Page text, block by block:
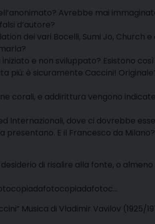
Avrebbe mai
d’autore?
dei vari Bocelli, Sumi Jo, Church
e non sviluppato? Esistono
più: è sicuramente Caccini!
corali, e addirittura vengono
Internazionali, dove ci dovrebbe
E il Francesco da Milano?
di risalire alla fonte, o almeno
Musica di Vladimir Vavilov (1925/